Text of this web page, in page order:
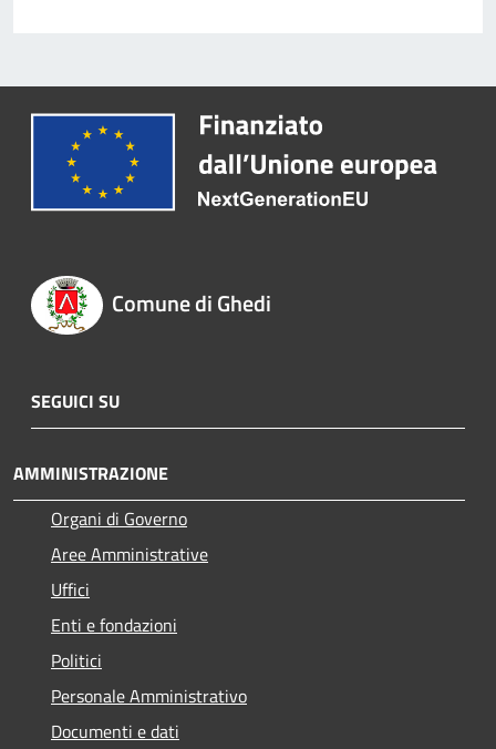
Comune di Ghedi
SEGUICI SU
AMMINISTRAZIONE
Organi di Governo
Aree Amministrative
Uffici
Enti e fondazioni
Politici
Personale Amministrativo
Documenti e dati